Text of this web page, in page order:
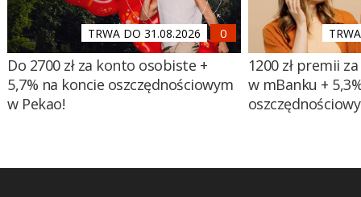
TRWA DO 31.08.2026
Do 2700 zł za konto osobiste +
5,7% na koncie oszczędnościowym
w Pekao!
1200 zł premii
w mBanku +